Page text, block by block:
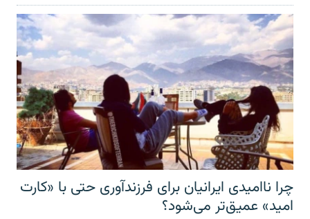
چرا ناامیدی ایرانیان برای فرزندآوری حتی با «کارت
امید» عمیق‌تر‌ می‌شود؟